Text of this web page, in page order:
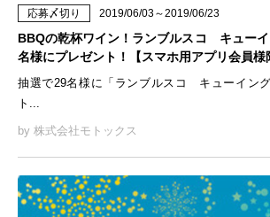
応募〆切り 2019/06/03～2019/06/23
BBQの乾杯ワイン！ランブルスコ キュー
名様にプレゼント！【スマホ用アプリ会員様
抽選で29名様に「ランブルスコ キューイン
ト...
by 株式会社モトックス